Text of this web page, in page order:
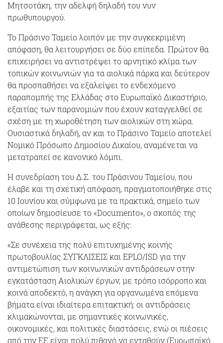
Μητσοτάκη, την αδελφή δηλαδή του νυν
πρωθυπουργού.
Το Πράσινο Ταμείο λοιπόν με την συγκεκριμένη
απόφαση, θα λειτουργήσει σε δύο επίπεδα. Πρώτον θα
επιχειρήσει να αντιστρέψει το αρνητικό κλίμα των
τοπικών κοινωνιών για τα αιολικά πάρκα και δεύτερον
θα προσπαθήσει να εξαλείψει το ενδεχόμενο
παραπομπής της Ελλάδας στο Ευρωπαϊκό Δικαστήριο,
εξαιτίας των παρανομιών που έχουν καταγγελθεί σε
σχέση με τη χωροθέτηση των αιολικών στη χώρα.
Ουσιαστικά δηλαδή, αν και το Πράσινο Ταμείο αποτελεί
Νομικό Πρόσωπο Δημοσίου Δικαίου, αναμένεται να
μετατραπεί σε κανονικό λόμπι.
Η συνεδρίαση του Δ.Σ. του Πράσινου Ταμείου, που
έλαβε και τη σχετική απόφαση, πραγματοποιήθηκε στις
10 Ιουνίου και σύμφωνα με τα πρακτικά, σημείο των
οποίων δημοσίευσε το «Documento», ο σκοπός της
ανάθεσης περιγράφεται, ως εξής:
«Σε συνέχεια της πολύ επιτυχημένης κοινής
πρωτοβουλίας ΣΥΓΚΛΙΣΕΙΣ και EPLO/ISD για την
αντιμετώπιση των κοινωνικών αντιδράσεων στην
εγκατάσταση Αιολικών έργων, με τρόπο ισόρροπο και
κοινά αποδεκτό, η ανάγκη για οργανωμένα επόμενα
βήματα είναι ιδιαίτερα επιτακτική: οι αντιδράσεις
κλιμακώνονται, με σημαντικές κοινωνικές,
οικονομικές, και πολιτικές διαστάσεις, ενώ οι πιέσεις
από την ΕΕ είναι πολύ πιθανό να ενταθούν (Ευρωπαϊκό